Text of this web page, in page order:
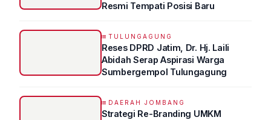
Resmi Tempati Posisi Baru
TULUNGAGUNG
Reses DPRD Jatim, Dr. Hj. Laili
Abidah Serap Aspirasi Warga
Sumbergempol Tulungagung
DAERAH JOMBANG
Strategi Re-Branding UMKM